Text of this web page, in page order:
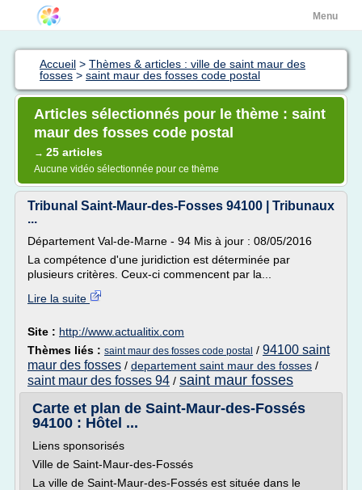
Menu
Accueil > Thèmes & articles : ville de saint maur des
fosses > saint maur des fosses code postal
Articles sélectionnés pour le thème : saint
maur des fosses code postal
→ 25 articles
Aucune vidéo sélectionnée pour ce thème
Tribunal Saint-Maur-des-Fosses 94100 | Tribunaux
...
Département Val-de-Marne - 94 Mis à jour : 08/05/2016
La compétence d'une juridiction est déterminée par
plusieurs critères. Ceux-ci commencent par la...
Lire la suite
Site : http://www.actualitix.com
Thèmes liés : saint maur des fosses code postal / 94100 saint
maur des fosses / departement saint maur des fosses /
saint maur des fosses 94 / saint maur fosses
Carte et plan de Saint-Maur-des-Fossés
94100 : Hôtel ...
Liens sponsorisés
Ville de Saint-Maur-des-Fossés
La ville de Saint-Maur-des-Fossés est située dans le